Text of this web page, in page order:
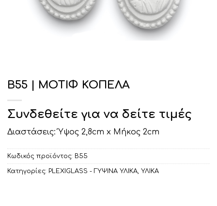
Β55 | ΜΟΤΙΦ ΚΟΠΕΛΑ
Συνδεθείτε για να δείτε τιμές
Διαστάσεις: Ύψος 2,8cm x Μήκος 2cm
Κωδικός προϊόντος: Β55
Κατηγορίες: PLEXIGLASS - ΓΥΨΙΝΑ ΥΛΙΚΑ, ΥΛΙΚΑ